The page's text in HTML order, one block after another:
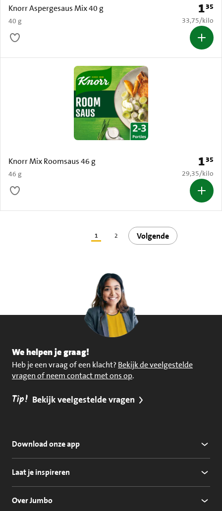
Knorr Aspergesaus Mix 40 g
40 g
Prijs:
135
€ 33,75 per
33,75/kilo
Knorr Mix Roomsaus 46 g
46 g
Prijs:
135
€ 29,35 per
29,35/kilo
1 2 Volgende
We helpen je graag!
Heb je een vraag of een klacht? Bekijk de veelgestelde
vragen of neem contact met ons op.
Tip! Bekijk veelgestelde vragen
Download onze app
Laat je inspireren
Over Jumbo